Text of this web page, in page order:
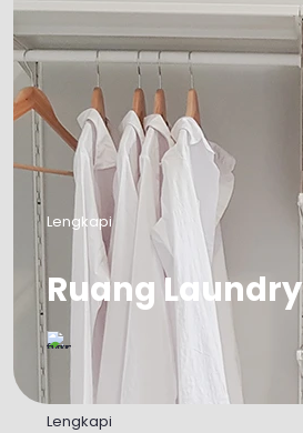
Lengkapi
Ruang Laundry
Lengkapi